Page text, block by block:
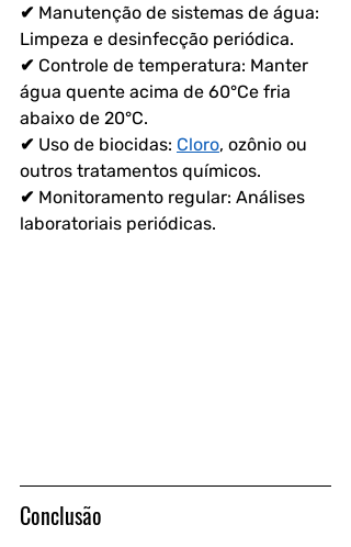
✔ Manutenção de sistemas de água:
Limpeza e desinfecção periódica.
✔ Controle de temperatura: Manter
água quente acima de 60°Ce fria
abaixo de 20°C.
✔ Uso de biocidas: Cloro, ozônio ou
outros tratamentos químicos.
✔ Monitoramento regular: Análises
laboratoriais periódicas.
Conclusão